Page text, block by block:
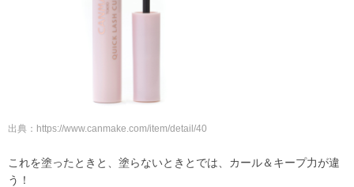
出典： https://www.canmake.com/item/detail/40
これを塗ったときと、塗らないときとでは、カール＆キープ力が違
う！